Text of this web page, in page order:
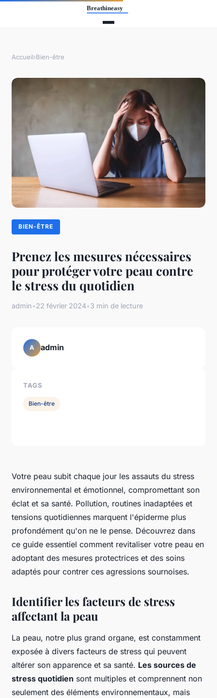
Accueil›Bien-être
BIEN-ÊTRE
Prenez les mesures nécessaires
pour protéger votre peau contre
le stress du quotidien
admin•22 février 2024•3 min de lecture
Votre peau subit chaque jour les assauts du stress
environnemental et émotionnel, compromettant son
éclat et sa santé. Pollution, routines inadaptées et
tensions quotidiennes marquent l'épiderme plus
profondément qu'on ne le pense. Découvrez dans
ce guide essentiel comment revitaliser votre peau en
adoptant des mesures protectrices et des soins
adaptés pour contrer ces agressions sournoises.
Identifier les facteurs de stress
affectant la peau
La peau, notre plus grand organe, est constamment
exposée à divers facteurs de stress qui peuvent
altérer son apparence et sa santé. Les sources de
stress quotidien sont multiples et comprennent non
seulement des éléments environnementaux, mais
A admin
TAGS
Bien-être